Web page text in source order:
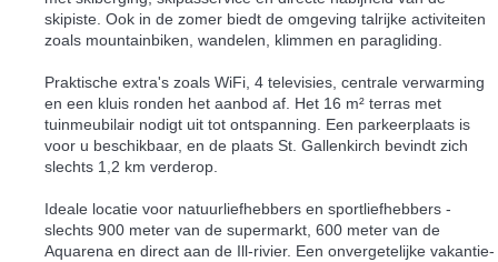
skipiste. Ook in de zomer biedt de omgeving talrijke activiteiten
zoals mountainbiken, wandelen, klimmen en paragliding.
Praktische extra's zoals WiFi, 4 televisies, centrale verwarming
en een kluis ronden het aanbod af. Het 16 m² terras met
tuinmeubilair nodigt uit tot ontspanning. Een parkeerplaats is
voor u beschikbaar, en de plaats St. Gallenkirch bevindt zich
slechts 1,2 km verderop.
Ideale locatie voor natuurliefhebbers en sportliefhebbers -
slechts 900 meter van de supermarkt, 600 meter van de
Aquarena en direct aan de Ill-rivier. Een onvergetelijke vakantie-